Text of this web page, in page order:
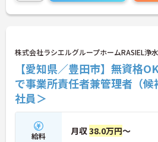
職場です。ご興味のある方には、面接対
など、さらに詳細をお話しいたしますの
株式会社ラシエルグループホームRASIEL浄水
【愛知県／豊田市】無資格
で事業所責任者兼管理者（
社員＞
給料 月収38.0万円～